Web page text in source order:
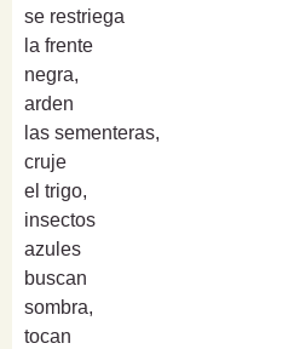
se restriega
la frente
negra,
arden
las sementeras,
cruje
el trigo,
insectos
azules
buscan
sombra,
tocan